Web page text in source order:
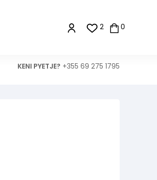
2 0
KENI PYETJE? +355 69 275 1795